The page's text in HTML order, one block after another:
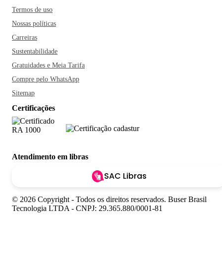
Termos de uso
Nossas políticas
Carreiras
Sustentabilidade
Gratuidades e Meia Tarifa
Compre pelo WhatsApp
Sitemap
Certificações
Atendimento em libras
SAC Libras
© 2026 Copyright - Todos os direitos reservados. Buser Brasil
Tecnologia LTDA - CNPJ: 29.365.880/0001-81